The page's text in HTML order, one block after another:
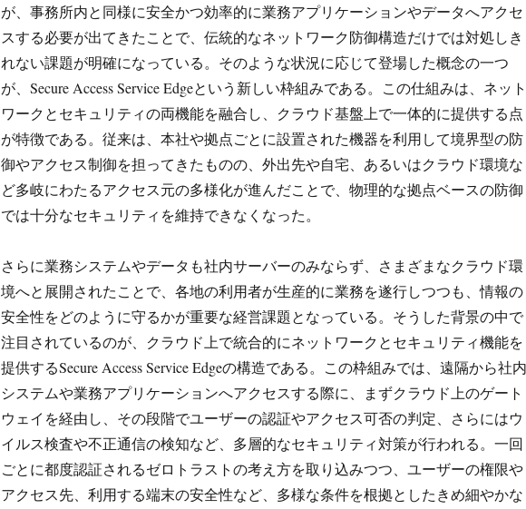
が、事務所内と同様に安全かつ効率的に業務アプリケーションやデータへアクセ
スする必要が出てきたことで、伝統的なネットワーク防御構造だけでは対処しき
れない課題が明確になっている。そのような状況に応じて登場した概念の一つ
が、Secure Access Service Edgeという新しい枠組みである。この仕組みは、ネット
ワークとセキュリティの両機能を融合し、クラウド基盤上で一体的に提供する点
が特徴である。従来は、本社や拠点ごとに設置された機器を利用して境界型の防
御やアクセス制御を担ってきたものの、外出先や自宅、あるいはクラウド環境な
ど多岐にわたるアクセス元の多様化が進んだことで、物理的な拠点ベースの防御
では十分なセキュリティを維持できなくなった。
さらに業務システムやデータも社内サーバーのみならず、さまざまなクラウド環
境へと展開されたことで、各地の利用者が生産的に業務を遂行しつつも、情報の
安全性をどのように守るかが重要な経営課題となっている。そうした背景の中で
注目されているのが、クラウド上で統合的にネットワークとセキュリティ機能を
提供するSecure Access Service Edgeの構造である。この枠組みでは、遠隔から社内
システムや業務アプリケーションへアクセスする際に、まずクラウド上のゲート
ウェイを経由し、その段階でユーザーの認証やアクセス可否の判定、さらにはウ
イルス検査や不正通信の検知など、多層的なセキュリティ対策が行われる。一回
ごとに都度認証されるゼロトラストの考え方を取り込みつつ、ユーザーの権限や
アクセス先、利用する端末の安全性など、多様な条件を根拠としたきめ細やかな